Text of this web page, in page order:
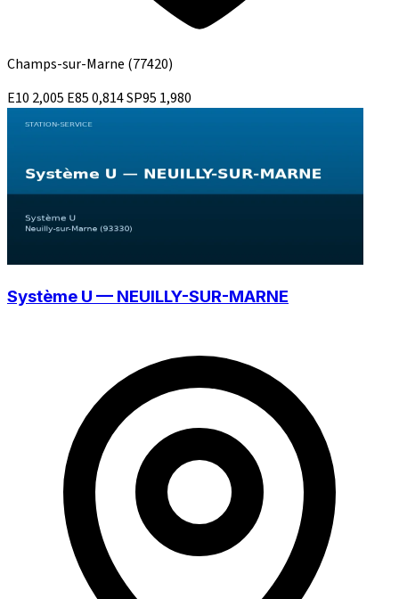
Champs-sur-Marne (77420)
E10 2,005 E850,814SP95 1,980
Système U — NEUILLY-SUR-MARNE